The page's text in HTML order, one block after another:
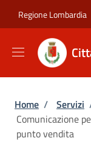
Regione Lombardia
Briciole
Home / Servizi
Comunicazione
punto vendita